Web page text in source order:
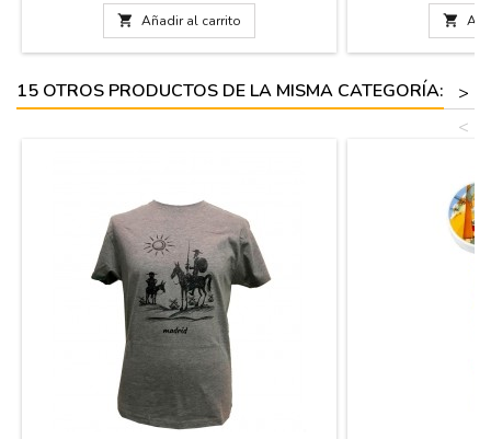
nacional con nuestras exclusivas chaquetillas
en miniatura. Colores como, Grana y Oro,
Purísima y Oro, Verde Botella o Rosa Capote
 Añadir al carrito
plazo de entrega
de la que están
correo

15 OTROS PRODUCTOS DE LA MISMA CATEGORÍA:
>
<